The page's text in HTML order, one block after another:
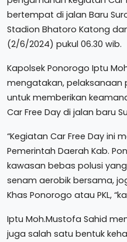
bertempat di jalan Baru
Stadion Bhatoro Katong
(2/6/2024) pukul 06.30 wib.
Kapolsek Ponorogo Iptu
mengatakan, pelaksanaan
untuk memberikan
Car Free Day di jalan baru
“Kegiatan Car Free Day ini
Pemerintah Daerah Kab.
kawasan bebas polusi
senam aerobik bersama,
Khas Ponorogo atau PKL,
Iptu Moh.Mustofa Sahid
juga salah satu bentuk